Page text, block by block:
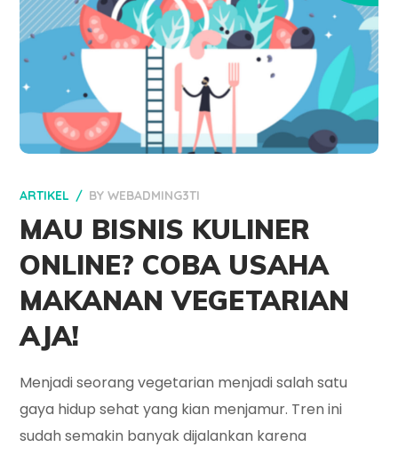
ARTIKEL BYWEBADMING3TI
MAU BISNIS KULINER
ONLINE? COBA USAHA
MAKANAN VEGETARIAN
AJA!
Menjadi seorang vegetarian menjadi salah satu
gaya hidup sehat yang kian menjamur. Tren ini
sudah semakin banyak dijalankan karena